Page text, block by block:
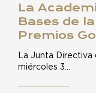
La
Bases de
Premios
La Junta
miércoles 3…